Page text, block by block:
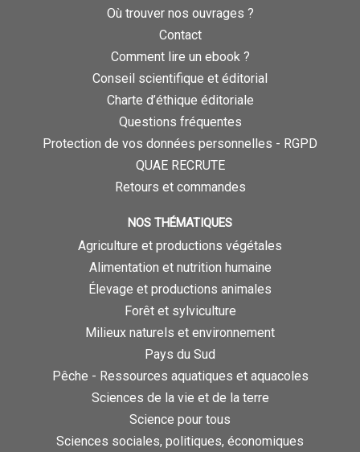
Où trouver nos ouvrages ?
Contact
Comment lire un ebook ?
Conseil scientifique et éditorial
Charte d’éthique éditoriale
Questions fréquentes
Protection de vos données personnelles - RGPD
QUAE RECRUTE
Retours et commandes
NOS THÉMATIQUES
Agriculture et productions végétales
Alimentation et nutrition humaine
Élevage et productions animales
Forêt et sylviculture
Milieux naturels et environnement
Pays du Sud
Pêche - Ressources aquatiques et aquacoles
Sciences de la vie et de la terre
Science pour tous
Sciences sociales, politiques, économiques